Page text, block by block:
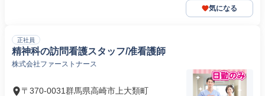
気になる
正社員
精神科の訪問看護スタッフ/准看護師
株式会社ファーストナース
〒370-0031群馬県高崎市上大類町